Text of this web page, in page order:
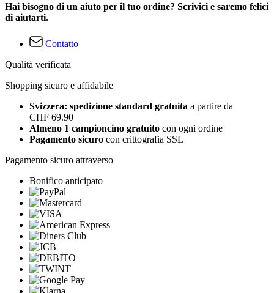
Hai bisogno di un aiuto per il tuo ordine? Scrivici e saremo felici
di aiutarti.
Contatto
Qualità verificata
Shopping sicuro e affidabile
Svizzera: spedizione standard gratuita a partire da
CHF 69.90
Almeno 1 campioncino gratuito con ogni ordine
Pagamento sicuro con crittografia SSL
Pagamento sicuro attraverso
Bonifico anticipato